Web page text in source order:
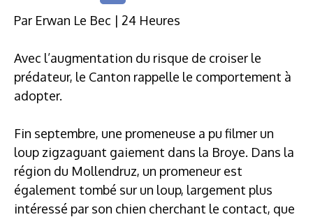
Par Erwan Le Bec | 24 Heures
Avec l’augmentation du risque de croiser le
prédateur, le Canton rappelle le comportement à
adopter.
Fin septembre, une promeneuse a pu filmer un
loup zigzaguant gaiement dans la Broye. Dans la
région du Mollendruz, un promeneur est
également tombé sur un loup, largement plus
intéressé par son chien cherchant le contact, que